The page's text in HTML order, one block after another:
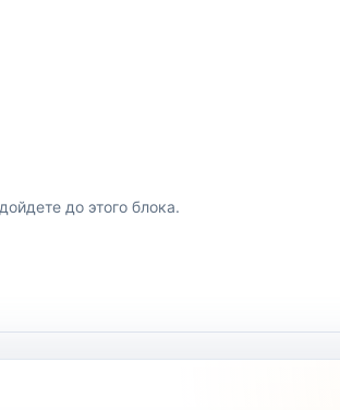
до этого блока.